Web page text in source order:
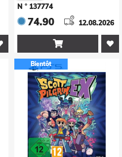
N ° 137774
74.90 12.08.2026

Bientôt